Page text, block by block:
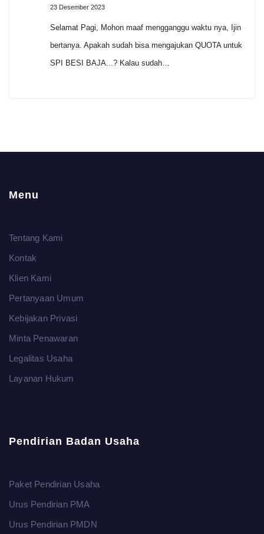
23 Desember 2023
Selamat Pagi, Mohon maaf mengganggu waktu nya, Ijin
bertanya. Apakah sudah bisa mengajukan QUOTA untuk
SPI BESI BAJA...? Kalau sudah…
Menu
Tentang Kami
Kontak
Klien Kami
Pertanyaan Umum
Kebijakan Privasi
Minta Penawaran
Legalitas Usaha
Layanan Hukum
Pendirian Badan Usaha
Paket Pendirian Usaha
Urus Pendirian PMA
Urus Pendirian PMDN